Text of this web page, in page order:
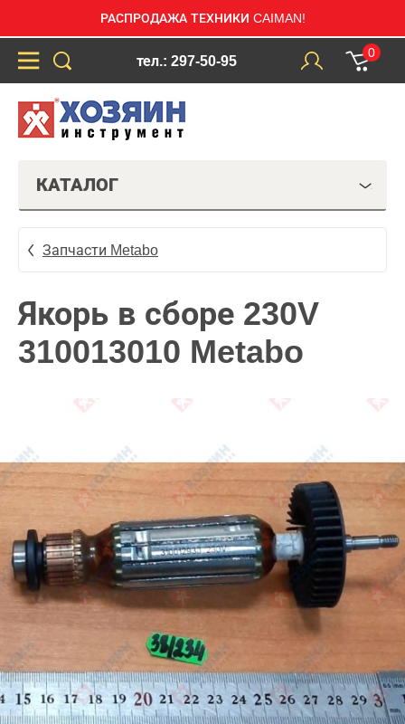
РАСПРОДАЖА ТЕХНИКИ CAIMAN!
тел.: 297-50-95
0
КАТАЛОГ
Запчасти Metabo
Якорь в сборе 230V
310013010 Metabo